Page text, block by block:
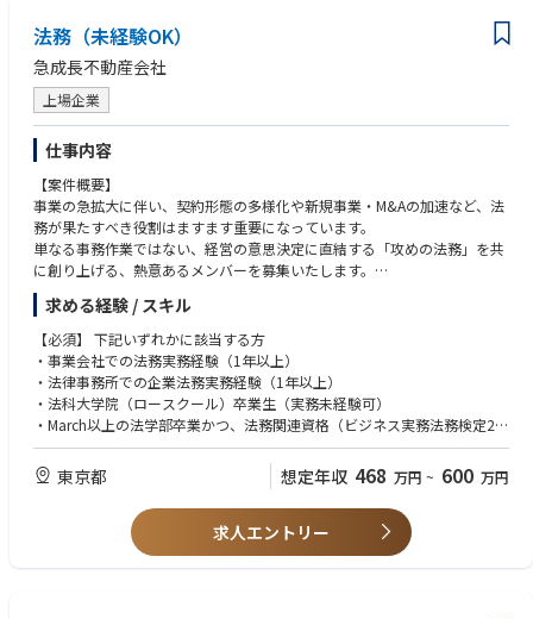
・最新の法改正情報の収集、整理
・法務・コンプライアンスに強い関心があり、自ら知識を吸収する意欲が
高い方
・膨大な案件を正確かつスピーディーに捌く「実務完遂力」に自信がある
方
・変化の速い環境を楽しみ、改善案を主体的に提案できる方
法務（未経験OK）
急成長不動産会社
上場企業
仕事内容
【案件概要】
事業の急拡大に伴い、契約形態の多様化や新規事業・M&Aの加速など、法
務が果たすべき役割はますます重要になっています。
単なる事務作業ではない、経営の意思決定に直結する「攻めの法務」を共
に創り上げる、熱意あるメンバーを募集いたします。
【当社の魅力】
正当な評価制度： 年齢や年次に関わらず、出した結果に対して正当な報酬
とポストで応えます。
幅広い裁量： 自分の意見が組織に反映されやすく、自らの手で仕組みを創
る手応えがあります。
成長の加速： 急成長企業ならではの多種多様な案件に触れることで、通常
法務実務全般を担当いただきます。まずは得意領域からスタートし、将来
的には全方位の法務スキルを身につけていただくことが可能です。
1．機関運営・ガバナンス
求める経験 / スキル
【必須】 下記いずれかに該当する方
・事業会社での法務実務経験（1年以上）
・法律事務所での企業法務実務経験（1年以上）
・法科大学院（ロースクール）卒業生（実務未経験可）
・March以上の法学部卒業かつ、法務関連資格（ビジネス実務法務検定2
級、司法書士、行政書士等）をお持ちの方
【求める人材像】
・圧倒的な当事者意識： 課題を見つけ、自ら解決策を提示し行動できる
・専門性への意欲： 企業法務のスペシャリストとして、市場価値を高めた
東京都 想定年収 468 万円 ~ 600 万円
求人エントリー